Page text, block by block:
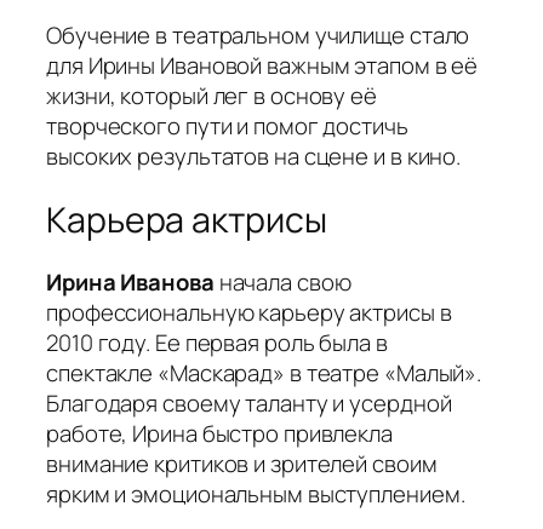
Обучение в театральном училище стало
для Ирины Ивановой важным этапом в её
жизни, который лег в основу её
творческого пути и помог достичь
высоких результатов на сцене и в кино.
Карьера актрисы
Ирина Иванова начала свою
профессиональную карьеру актрисы в
2010 году. Ее первая роль была в
спектакле «Маскарад» в театре «Малый».
Благодаря своему таланту и усердной
работе, Ирина быстро привлекла
внимание критиков и зрителей своим
ярким и эмоциональным выступлением.